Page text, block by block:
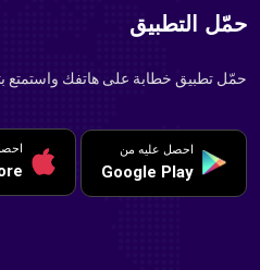
حمّل التطبيق
حمّل تطبيق خطابة على هاتفك واستمتع
احصل عليه من
Google Play